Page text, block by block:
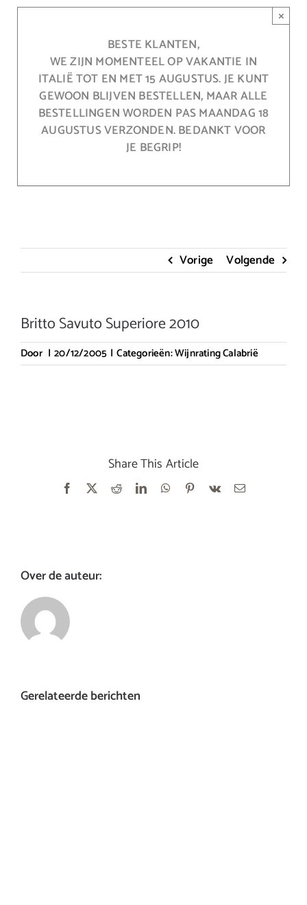
BESTE KLANTEN,
WE ZIJN MOMENTEEL OP VAKANTIE IN
ITALIË TOT EN MET 15 AUGUSTUS. JE KUNT
GEWOON BLIJVEN BESTELLEN, MAAR ALLE
BESTELLINGEN WORDEN PAS MAANDAG 18
AUGUSTUS VERZONDEN. BEDANKT VOOR
JE BEGRIP!
×
Vorige Volgende
Britto Savuto Superiore 2010
Door | 20/12/2005 | Categorieën:Wijnrating Calabrië
Share This Article
Facebook RedditLinkedInWhatsApp
Pinterest
Vk
E-
Over de auteur:
Gerelateerde berichten